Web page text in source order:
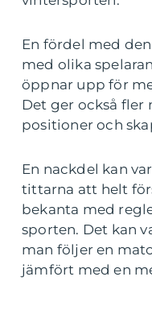
En fördel med
med olika
öppnar upp för
Det ger också
positioner och
En nackdel kan
tittarna att helt
bekanta med
sporten. Det kan
man följer en
jämfört med en